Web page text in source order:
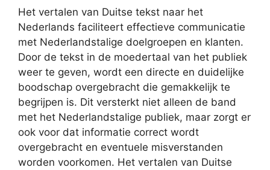
Het vertalen van Duitse tekst naar het
Nederlands faciliteert effectieve communicatie
met Nederlandstalige doelgroepen en klanten.
Door de tekst in de moedertaal van het publiek
weer te geven, wordt een directe en duidelijke
boodschap overgebracht die gemakkelijk te
begrijpen is. Dit versterkt niet alleen de band
met het Nederlandstalige publiek, maar zorgt er
ook voor dat informatie correct wordt
overgebracht en eventuele misverstanden
worden voorkomen. Het vertalen van Duitse